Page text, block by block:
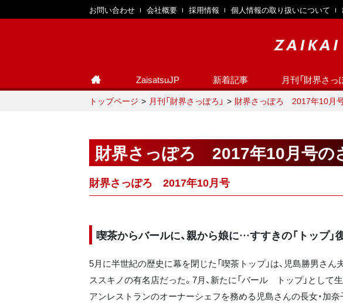
お問い合わせ 会社概要 採用情報 個人情報の取り扱いについて
ZaisatsuJP 新着記事 月刊「財界さっ
トップページ 月刊「財界さっぽろ」 財界さっぽろ 2017年10月
財界さっぽろ 2017年10月号の
財界さっぽろ 2017年10月号
喫茶からバールに、親から娘に…すすきの「トップ」
5月に半世紀の歴史に幕を閉じた「喫茶トップ」は、児島勝男さん
ススキノの有名店だった。7月、新たに「バール トップ」として
アンレストランのオーナーシェフを務める児島さんの長女・加奈